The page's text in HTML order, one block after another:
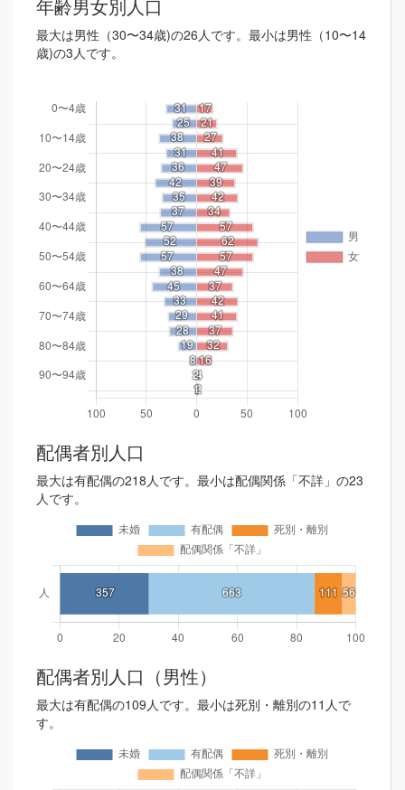
年齢男女別人口
最大は男性（30〜34歳)の26人です。最小は男性（10〜14
歳)の3人です。
配偶者別人口
最大は有配偶の218人です。最小は配偶関係「不詳」の23
人です。
配偶者別人口（男性）
最大は有配偶の109人です。最小は死別・離別の11人で
す。